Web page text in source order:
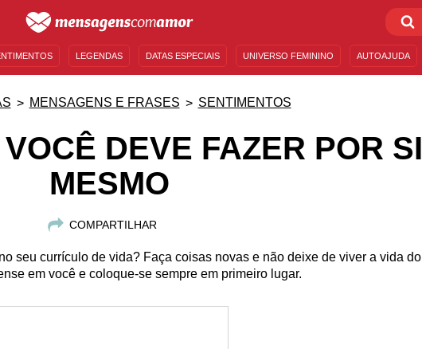
LEGENDAS DATAS ESPECIAIS UNIVERSO FEMININO AUTOAJUDA
MENSAGENS E FRASES SENTIMENTOS
DEVE FAZER POR SI
MESMO
COMPARTILHAR
seu currículo de vida? Faça coisas novas e não deixe de viver a vida do
em você e coloque-se sempre em primeiro lugar.